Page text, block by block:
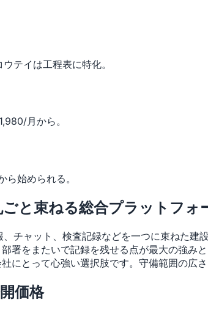
テイは工程表に特化。
月から。
始められる。
と束ねる総合プラットフォ
チャット、検査記録などを一つに束ねた
署をまたいで記録を残せる点が最大の強み
とって心強い選択肢です。守備範囲の広
価格